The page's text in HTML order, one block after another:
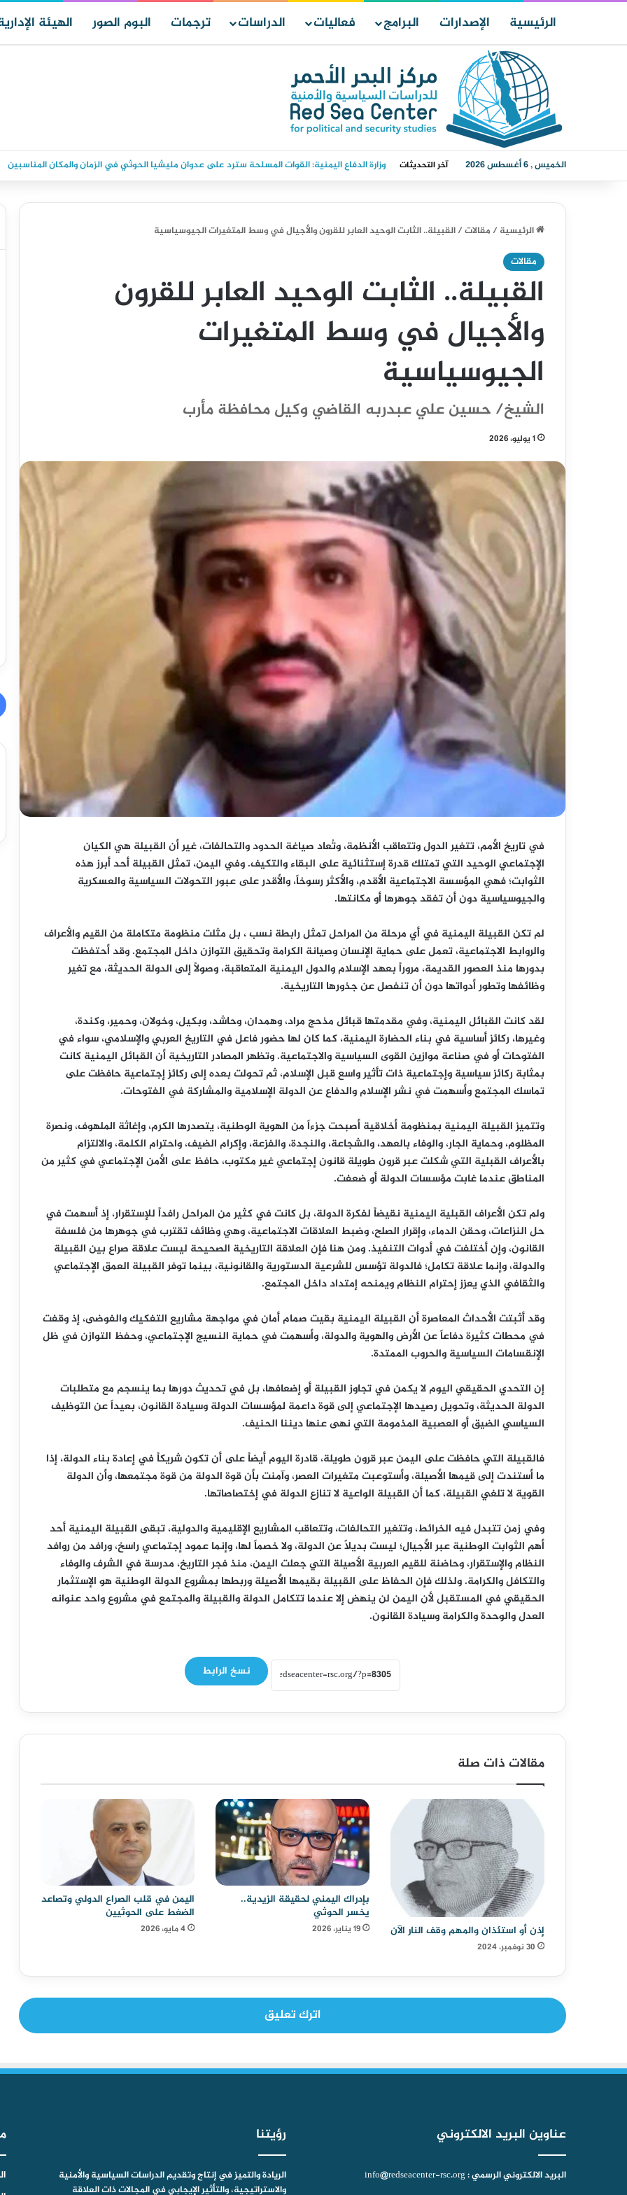
الرئيسية الإصدارات البرامج فعاليات الدراسات ترجمات البوم الصور الهيئة
الخميس , 6 أغسطس 2026 آخر التحديثات السعودية تعين اللواء البحري ركن عبدالله الشهري قائداً للتحالف البحري الدفاعي متعدد الجنسيات
الرئيسية/مقالات/القبيلة.. الثابت الوحيد العابر للقرون والأجيال في وسط المتغيرات الجيوسياسية
مقالات
القبيلة.. الثابت الوحيد العابر للقرون
والأجيال في وسط المتغيرات
الجيوسياسية
الشيخ/ حسين علي عبدربه القاضي وكيل محافظة مأرب
1 يوليو، 2026
في تاريخ الأمم، تتغير الدول وتتعاقب الأنظمة، وتُعاد صياغة الحدود والتحالفات، غير أن القبيلة هي الكيان
الإجتماعي الوحيد التي تمتلك قدرة إستثنائية على البقاء والتكيف. وفي اليمن، تمثل القبيلة أحد أبرز هذه
الثوابت؛ فهي المؤسسة الاجتماعية الأقدم، والأكثر رسوخاً، والأقدر على عبور التحولات السياسية والعسكرية
والجيوسياسية دون أن تفقد جوهرها أو مكانتها.
لم تكن القبيلة اليمنية في أي مرحلة من المراحل تمثل رابطة نسب ، بل مثلت منظومة متكاملة من القيم والأعراف
والروابط الاجتماعية، تعمل على حماية الإنسان وصيانة الكرامة وتحقيق التوازن داخل المجتمع. وقد أحتفظت
بدورها منذ العصور القديمة، مروراً بعهد الإسلام والدول اليمنية المتعاقبة، وصولاً إلى الدولة الحديثة، مع تغير
وظائفها وتطور أدواتها دون أن تنفصل عن جذورها التاريخية.
لقد كانت القبائل اليمنية، وفي مقدمتها قبائل مذحج مراد، وهمدان، وحاشد، وبكيل، وخولان، وحمير، وكندة،
وغيرها، ركائز أساسية في بناء الحضارة اليمنية، كما كان لها حضور فاعل في التاريخ العربي والإسلامي، سواء في
الفتوحات أو في صناعة موازين القوى السياسية والاجتماعية. وتظهر المصادر التاريخية أن القبائل اليمنية كانت
بمثابة ركائز سياسية وإجتماعية ذات تأثير واسع قبل الإسلام، ثم تحولت بعده إلى ركائز إجتماعية حافظت على
تماسك المجتمع وأسهمت في نشر الإسلام والدفاع عن الدولة الإسلامية والمشاركة في الفتوحات.
وتتميز القبيلة اليمنية بمنظومة أخلاقية أصبحت جزءاً من الهوية الوطنية، يتصدرها الكرم، وإغاثة الملهوف، ونصرة
المظلوم، وحماية الجار، والوفاء بالعهد، والشجاعة، والنجدة، والفزعة، وإكرام الضيف، واحترام الكلمة، والالتزام
بالأعراف القبلية التي شكلت عبر قرون طويلة قانون إجتماعي غير مكتوب، حافظ على الأمن الإجتماعي في كثير من
المناطق عندما غابت مؤسسات الدولة أو ضعفت.
ولم تكن الأعراف القبلية اليمنية نقيضاً لفكرة الدولة، بل كانت في كثير من المراحل رافداً للإستقرار، إذ أسهمت في
حل النزاعات، وحقن الدماء، وإقرار الصلح، وضبط العلاقات الاجتماعية، وهي وظائف تقترب في جوهرها من فلسفة
القانون، وإن أختلفت في أدوات التنفيذ. ومن هنا فإن العلاقة التاريخية الصحيحة ليست علاقة صراع بين القبيلة
والدولة، وإنما علاقة تكامل؛ فالدولة تؤسس للشرعية الدستورية والقانونية، بينما توفر القبيلة العمق الإجتماعي
والثقافي الذي يعزز إحترام النظام ويمنحه إمتداد داخل المجتمع.
وقد أثبتت الأحداث المعاصرة أن القبيلة اليمنية بقيت صمام أمان في مواجهة مشاريع التفكيك والفوضى، إذ وقفت
في محطات كثيرة دفاعاً عن الأرض والهوية والدولة، وأسهمت في حماية النسيج الإجتماعي، وحفظ التوازن في ظل
الإنقسامات السياسية والحروب الممتدة.
إن التحدي الحقيقي اليوم لا يكمن في تجاوز القبيلة أو إضعافها، بل في تحديث دورها بما ينسجم مع متطلبات
الدولة الحديثة، وتحويل رصيدها الإجتماعي إلى قوة داعمة لمؤسسات الدولة وسيادة القانون، بعيداً عن التوظيف
السياسي الضيق أو العصبية المذمومة التي نهى عنها ديننا الحنيف.
فالقبيلة التي حافظت على اليمن عبر قرون طويلة، قادرة اليوم أيضاً على أن تكون شريكاً في إعادة بناء الدولة، إذا
ما أستندت إلى قيمها الأصيلة، وأستوعبت متغيرات العصر، وآمنت بأن قوة الدولة من قوة مجتمعها، وأن الدولة
القوية لا تلغي القبيلة، كما أن القبيلة الواعية لا تنازع الدولة في إختصاصاتها.
وفي زمن تتبدل فيه الخرائط، وتتغير التحالفات، وتتعاقب المشاريع الإقليمية والدولية، تبقى القبيلة اليمنية أحد
أهم الثوابت الوطنية عبر الأجيال؛ ليست بديلاً عن الدولة، ولا خصماً لها، وإنما عمود إجتماعي راسخ، ورافد من روافد
النظام والإستقرار، وحاضنة للقيم العربية الأصيلة التي جعلت اليمن، منذ فجر التاريخ، مدرسة في الشرف والوفاء
والتكافل والكرامة. ولذلك فإن الحفاظ على القبيلة بقيمها الأصيلة وربطها بمشروع الدولة الوطنية هو الإستثمار
الحقيقي في المستقبل لأن اليمن لن ينهض إلا عندما تتكامل الدولة والقبيلة والمجتمع في مشروع واحد عنوانه
العدل والوحدة والكرامة وسيادة القانون.
نسخ الرابط
مقالات ذات صلة
إذن أو استئذان والمهم وقف النار الآن
30 نوفمبر، 2024
بإدراك اليمني لحقيقة الزيدية..
يخسر الحوثي
19 يناير، 2026
اليمن في قلب الصراع الدولي وتصاعد
الضغط على الحوثيين
4 مايو، 2026
اترك تعليق
عناوين البريد الالكتروني
البريد الالكتروني الرسمي : info@redseacenter-rsc.org
رؤيتنا
الريادة والتميز في إنتاج وتقديم الدراسات السياسية والأمنية
والاستراتيجية، والتأثير الإيجابي في المجالات ذات العلاقة